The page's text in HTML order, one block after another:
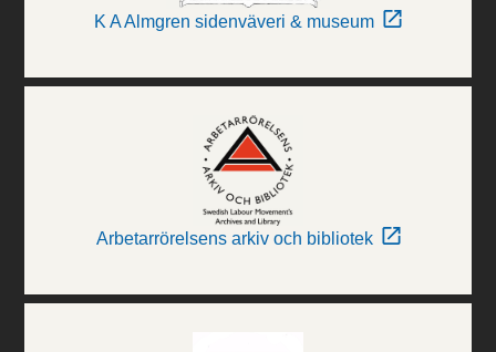
K A Almgren sidenväveri & museum
Arbetarrörelsens arkiv och bibliotek